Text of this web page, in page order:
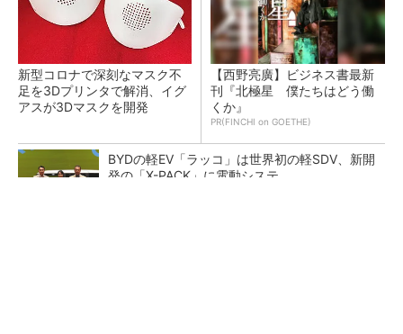
新型コロナで深刻なマスク不
足を3Dプリンタで解消、イグ
アスが3Dマスクを開発
【西野亮廣】ビジネス書最新
刊『北極星 僕たちはどう働
くか』
PR(FINCHI on GOETHE)
BYDの軽EV「ラッコ」は世界初の軽SDV、新開
発の「X-PACK」に電動システ...